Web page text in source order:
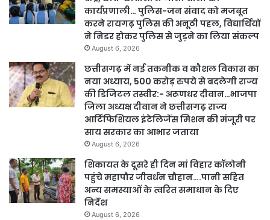
कार्यप्रणाली… पुलिस-जन संवाद को मजबूत
करने रायगढ़ पुलिस की अनूठी पहल, विद्यार्थियों
ने निडर होकर पुलिस से जुड़ने का लिया संकल्प
August 6, 2026
छत्तीसगढ़ में नई तकनीक व कौशल विकास का
नया अध्याय, 500 करोड़ रुपये से बदलेगी राज्य
की डिजिटल तस्वीर:- अरूणधर दीवान…भाजपा
जिला अध्यक्ष दीवान ने छत्तीसगढ़ राज्य
आर्टिफिशियल इंटेलिजेंस मिशन की मंजूरी पर
साय सरकार का आभार जताया
August 6, 2026
शिकायत के दूसरे ही दिन मां विहार कॉलोनी
पहुंचे महापौर जीवर्धन चौहान….पानी सहित
अन्य समस्याओं के त्वरित समाधान के दिए
निर्देश
August 6, 2026